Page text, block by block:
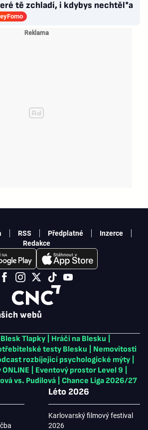
tě zchladí, i kdybys nechtěl*a
webů
Blesk Tlapky Hráči na Blesku
testy Blesku
Nemovitosti
rozbíjející psychologické mýty
Eventový prostor Level 9
vs. Pudilová
Chance Liga 2026/27
Léto 2026
Karlovarský filmový festival
2026
RSS Předplatné
Inzerce
Redakce